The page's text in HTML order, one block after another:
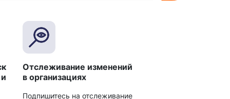
Отслеживание изменений
в организациях
Подпишитесь на отслеживание